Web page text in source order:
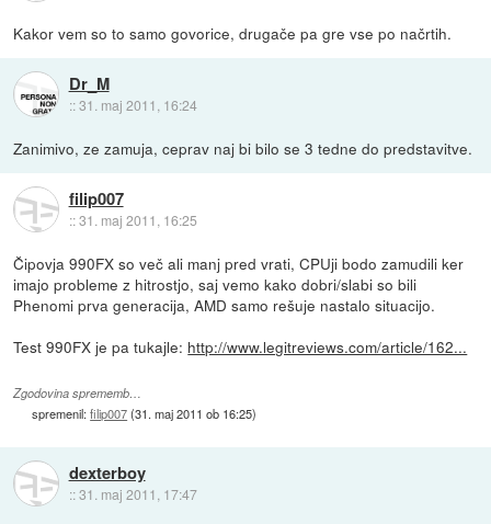
Kakor vem so to samo govorice, drugače pa gre vse po načrtih.
Dr_M
::31. maj 2011, 16:24
Zanimivo, ze zamuja, ceprav naj bi bilo se 3 tedne do predstavitve.
filip007
::31. maj 2011, 16:25
Čipovja 990FX so več ali manj pred vrati, CPUji bodo zamudili ker
imajo probleme z hitrostjo, saj vemo kako dobri/slabi so bili
Phenomi prva generacija, AMD samo rešuje nastalo situacijo.
Test 990FX je pa tukajle: http://www.legitreviews.com/article/162...
Zgodovina sprememb…
spremenil:filip007(31. maj 2011 ob 16:25)
dexterboy
::31. maj 2011, 17:47